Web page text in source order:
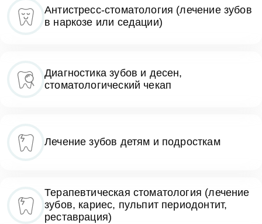
Антистресс-стоматология (лечение зубов
в наркозе или седации)
Диагностика зубов и десен,
стоматологический чекап
Лечение зубов детям и подросткам
Терапевтическая стоматология (лечение
зубов, кариес, пульпит периодонтит,
реставрация)